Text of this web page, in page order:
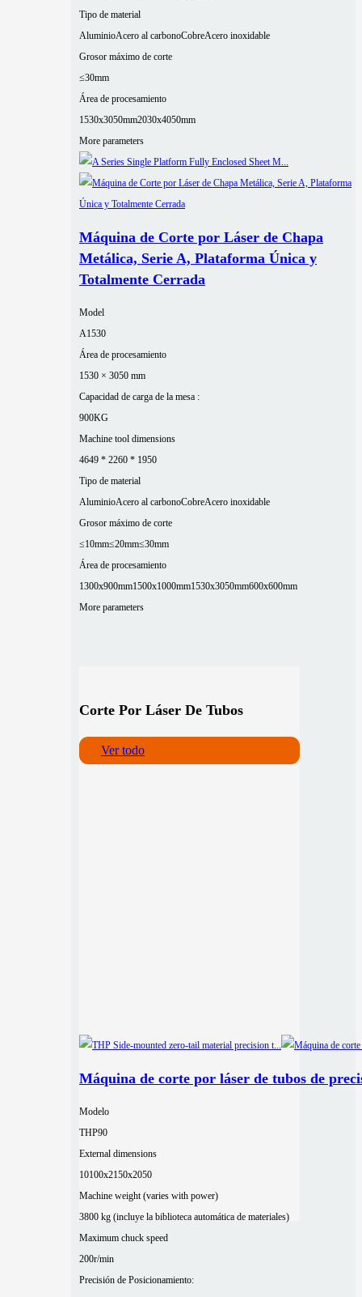
Tipo de material
AluminioAcero al carbonoCobreAcero inoxidable
Grosor máximo de corte
≤30mm
Área de procesamiento
1530x3050mm2030x4050mm
More parameters
Máquina de Corte por Láser de Chapa
Metálica, Serie A, Plataforma Única y
Totalmente Cerrada
Model
A1530
Área de procesamiento
1530 × 3050 mm
Capacidad de carga de la mesa :
900KG
Machine tool dimensions
4649 * 2260 * 1950
Tipo de material
AluminioAcero al carbonoCobreAcero inoxidable
Grosor máximo de corte
≤10mm≤20mm≤30mm
Área de procesamiento
1300x900mm1500x1000mm1530x3050mm600x600mm
More parameters
Corte Por Láser De Tubos
Ver todo
Máquina de corte por láser de tubos de
Modelo
THP90
External dimensions
10100x2150x2050
Machine weight (varies with power)
3800 kg (incluye la biblioteca automática de materiales)
Maximum chuck speed
200r/min
Precisión de Posicionamiento: